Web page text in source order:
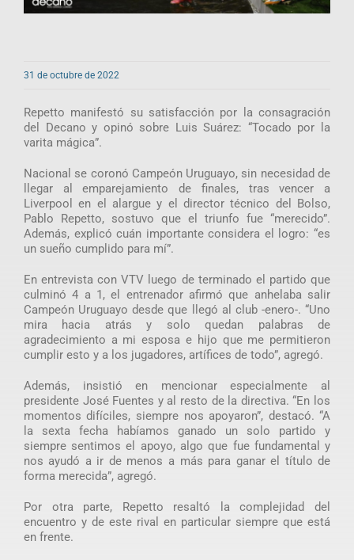
31 de octubre de 2022
Repetto manifestó su satisfacción por la consagración
del Decano y opinó sobre Luis Suárez: “Tocado por la
varita mágica”.
Nacional se coronó Campeón Uruguayo, sin necesidad de
llegar al emparejamiento de finales, tras vencer a
Liverpool en el alargue y el director técnico del Bolso,
Pablo Repetto, sostuvo que el triunfo fue “merecido”.
Además, explicó cuán importante considera el logro: “es
un sueño cumplido para mí”.
En entrevista con VTV luego de terminado el partido que
culminó 4 a 1, el entrenador afirmó que anhelaba salir
Campeón Uruguayo desde que llegó al club -enero-. “Uno
mira hacia atrás y solo quedan palabras de
agradecimiento a mi esposa e hijo que me permitieron
cumplir esto y a los jugadores, artífices de todo”, agregó.
Además, insistió en mencionar especialmente al
presidente José Fuentes y al resto de la directiva. “En los
momentos difíciles, siempre nos apoyaron”, destacó. “A
la sexta fecha habíamos ganado un solo partido y
siempre sentimos el apoyo, algo que fue fundamental y
nos ayudó a ir de menos a más para ganar el título de
forma merecida”, agregó.
Por otra parte, Repetto resaltó la complejidad del
encuentro y de este rival en particular siempre que está
en frente.